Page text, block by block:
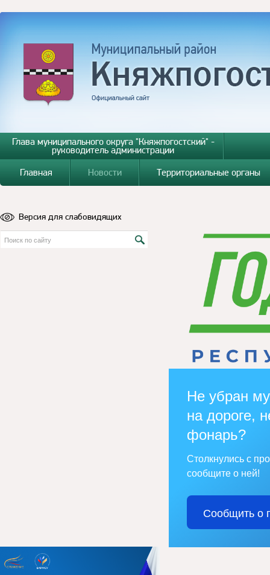
Глава муниципального округа "Княжпогостский" -
руководитель администрации
Главная
Новости Территориальные органы
Версия для слабовидящих
Не убран
на дороге,
фонарь?
Столкнулись с
сообщите о ней!
Сообщить о